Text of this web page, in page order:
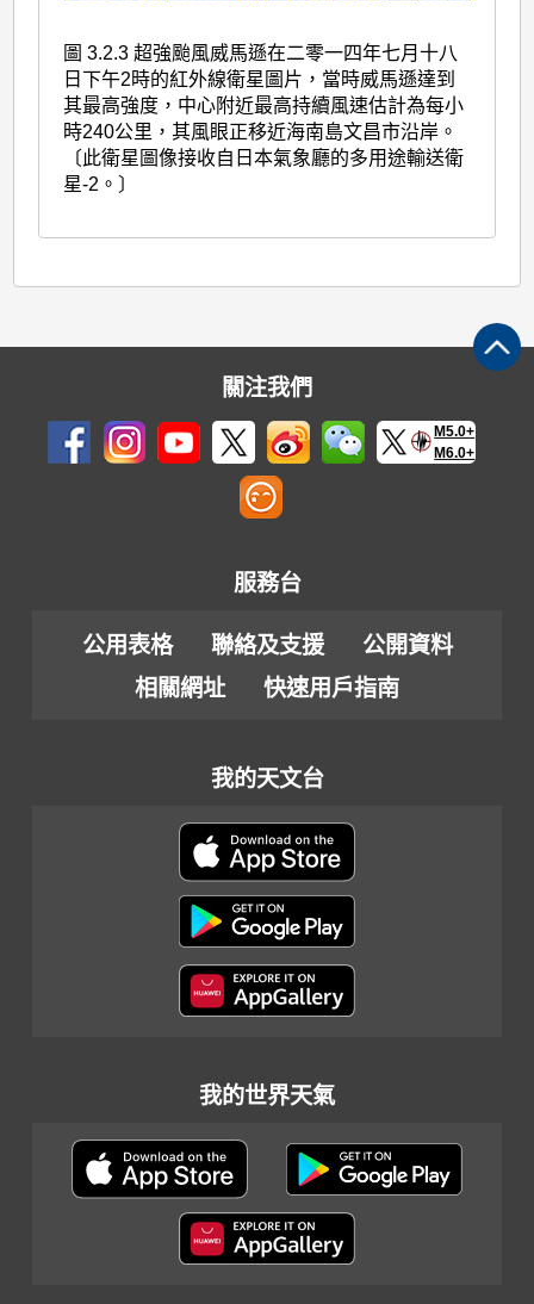
圖 3.2.3 超強颱風威馬遜在二零一四年七月十八
日下午2時的紅外線衛星圖片，當時威馬遜達到
其最高強度，中心附近最高持續風速估計為每小
時240公里，其風眼正移近海南島文昌市沿岸。
〔此衛星圖像接收自日本氣象廳的多用途輸送衛
星-2。〕
關注我們
M5.0+
M6.0+
服務台
公用表格 聯絡及支援
公開資料
相關網址
快速用戶指南
我的天文台
我的世界天氣